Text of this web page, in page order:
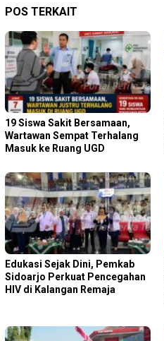
POS TERKAIT
19 Siswa Sakit Bersamaan,
Wartawan Sempat Terhalang
Masuk ke Ruang UGD
Edukasi Sejak Dini, Pemkab
Sidoarjo Perkuat Pencegahan
HIV di Kalangan Remaja